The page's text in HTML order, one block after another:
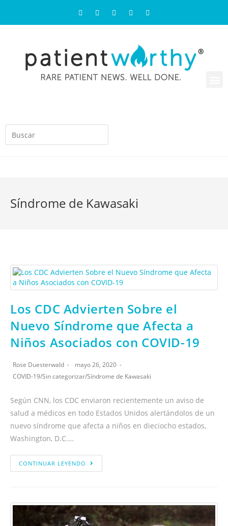
Síndrome de Kawasaki
Los CDC Advierten Sobre el
Nuevo Síndrome que Afecta a
Niños Asociados con COVID-19
Rose Duesterwald
mayo 26, 2020
COVID-19/Sin categorizar/Síndrome de Kawasaki
Según CNN, los CDC enviaron recientemente un aviso de
salud a médicos en todo Estados Unidos alertándolos de un
nuevo síndrome que afecta a niños en dieciocho estados,
Washington, D.C.…
CONTINUAR LEYENDO